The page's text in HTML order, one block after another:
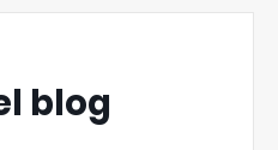
blog